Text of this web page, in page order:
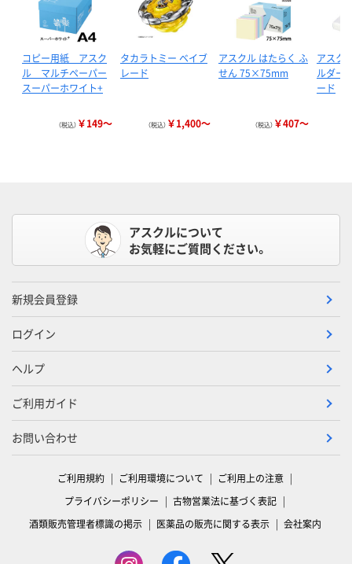
コピー用紙 アスク
ル マルチペーパー
スーパーホワイト+
（税込） ￥149～
タカラトミー ベイブ
レード
（税込） ￥1,400～
アスクル はたらく ふ
せん 75×75mm
（税込） ￥407～
アスク
ルダー
ード
アスクルについて
お気軽にご質問ください。
新規会員登録
ログイン
ヘルプ
ご利用ガイド
お問い合わせ
ご利用規約 ご利用環境について
ご利用上の注意
プライバシーポリシー
古物営業法に基づく表記
酒類販売管理者標識の掲示
医薬品の販売に関する表示 会社案内